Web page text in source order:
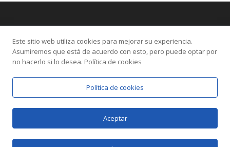
Elegant Themes
Este sitio web utiliza cookies para mejorar su experiencia.
Asumiremos que está de acuerdo con esto, pero puede optar por
no hacerlo si lo desea. Política de cookies
Política de cookies
Aceptar